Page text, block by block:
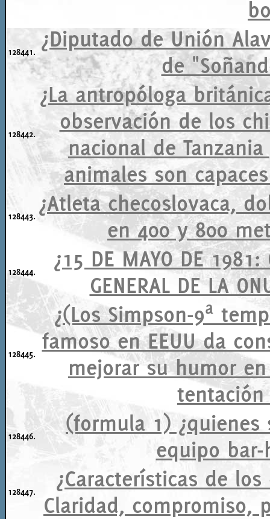
128441.
¿Diputado de Unión
de
128442.
¿La antropóloga
observación de los
nacional de
animales son
128443. ¿Atleta checoslovaca,
en 400 y 800
128444.
¿15 DE MAYO DE 1981:
GENERAL DE LA
128445.
¿(Los Simpson-9ª
famoso en EEUU da
mejorar su humor
128446.
(formula 1)
equipo bar-
128447.
¿Características de
Claridad, compromiso,